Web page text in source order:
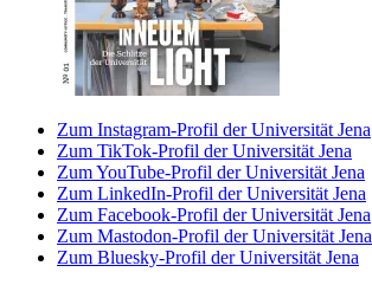
Zum Instagram-Profil der Universität Jena
Zum TikTok-Profil der Universität Jena
Zum YouTube-Profil der Universität Jena
Zum LinkedIn-Profil der Universität Jena
Zum Facebook-Profil der Universität Jena
Zum Mastodon-Profil der Universität Jena
Zum Bluesky-Profil der Universität Jena